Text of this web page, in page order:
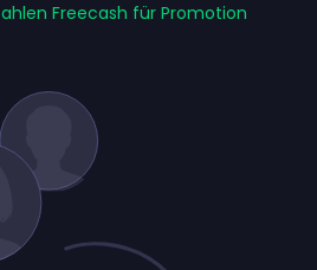
Freecash für Promotion